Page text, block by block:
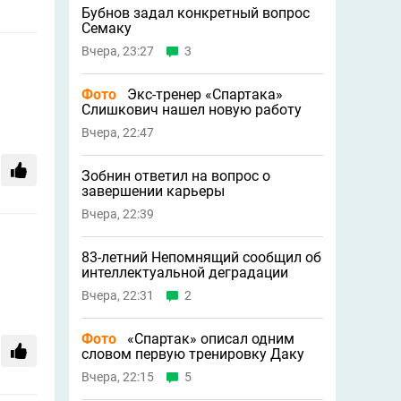
Бубнов задал конкретный вопрос
Семаку
Вчера, 23:27 3
Фото
Экс-тренер «Спартака»
Слишкович нашел новую работу
Вчера, 22:47
Зобнин ответил на вопрос о
завершении карьеры
Вчера, 22:39
83-летний Непомнящий сообщил об
интеллектуальной деградации
Вчера, 22:31 2
Фото
«Спартак» описал одним
словом первую тренировку Даку
Вчера, 22:15 5